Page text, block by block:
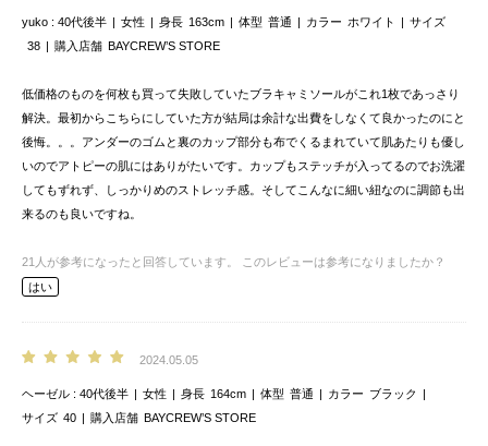
yuko 40代後半 女性 身長 163cm 体型 普通 カラー ホワイト
サイズ
38
購入店舗 BAYCREW’S STORE
低価格のものを何枚も買って失敗していたブラキャミソールがこれ1枚であっさり
解決。最初からこちらにしていた方が結局は余計な出費をしなくて良かったのにと
後悔。。。アンダーのゴムと裏のカップ部分も布でくるまれていて肌あたりも優し
いのでアトピーの肌にはありがたいです。カップもステッチが入ってるのでお洗濯
してもずれず、しっかりめのストレッチ感。そしてこんなに細い紐なのに調節も出
来るのも良いですね。
21 人が参考になったと回答しています。
このレビューは参考になりましたか？
はい
2024.05.05
ヘーゼル 40代後半 女性 身長 164cm 体型 普通 カラー ブラック
サイズ 40 購入店舗 BAYCREW’S STORE